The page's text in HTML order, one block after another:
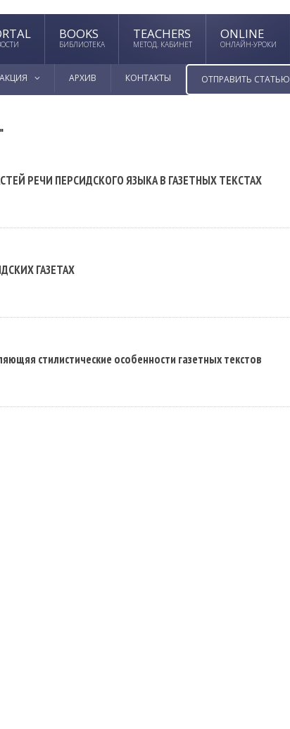
BOOKS
БИБЛИОТЕКА
TEACHERS
МЕТОД. КАБИНЕТ
ONLINE
ОНЛАЙН-УРОКИ
АРХИВ КОНТАКТЫ ОТПРАВИТЬ СТАТЬЮ
РЕЧИ ПЕРСИДСКОГО ЯЗЫКА В ГАЗЕТНЫХ ТЕКСТАХ
ГАЗЕТАХ
стилистические особенности газетных текстов